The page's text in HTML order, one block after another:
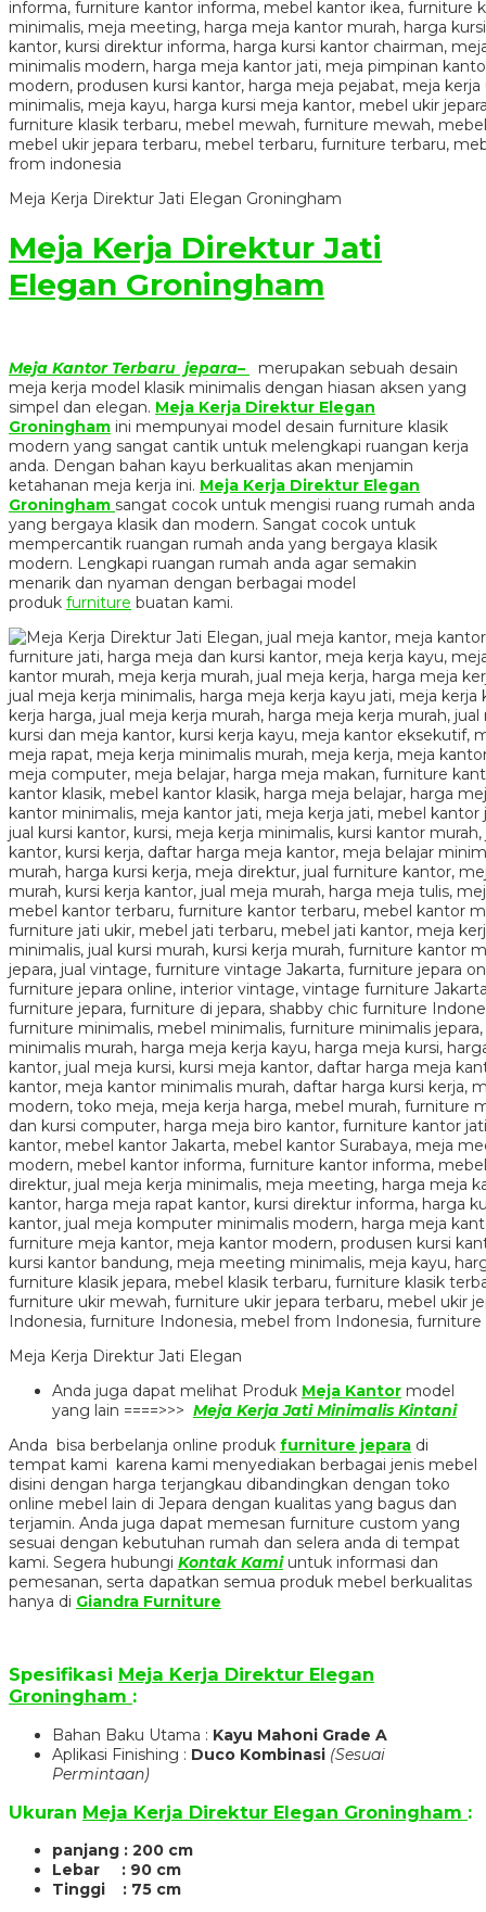
Meja Kerja Direktur Jati Elegan Groningham
Meja Kerja Direktur Jati
Elegan Groningham
Meja Kantor Terbaru jepara–
merupakan sebuah desain
meja kerja model klasik minimalis dengan hiasan aksen yang
simpel dan elegan. Meja Kerja Direktur Elegan
Groningham ini mempunyai model desain furniture klasik
modern yang sangat cantik untuk melengkapi ruangan kerja
anda. Dengan bahan kayu berkualitas akan menjamin
ketahanan meja kerja ini. Meja Kerja Direktur Elegan
Groningham sangat cocok untuk mengisi ruang rumah anda
yang bergaya klasik dan modern. Sangat cocok untuk
mempercantik ruangan rumah anda yang bergaya klasik
modern. Lengkapi ruangan rumah anda agar semakin
menarik dan nyaman dengan berbagai model
produk furniture buatan kami.
Meja Kerja Direktur Jati Elegan
Anda juga dapat melihat Produk Meja Kantor model
yang lain ====>>> Meja Kerja Jati Minimalis Kintani
Anda bisa berbelanja online produk furniture jepara di
tempat kami karena kami menyediakan berbagai jenis mebel
disini dengan harga terjangkau dibandingkan dengan toko
online mebel lain di Jepara dengan kualitas yang bagus dan
terjamin. Anda juga dapat memesan furniture custom yang
sesuai dengan kebutuhan rumah dan selera anda di tempat
kami. Segera hubungi Kontak Kamiuntuk informasi dan
pemesanan, serta dapatkan semua produk mebel berkualitas
hanya di Giandra Furniture
Spesifikasi Meja Kerja Direktur Elegan
Groningham :
Bahan Baku Utama : Kayu Mahoni Grade A
Aplikasi Finishing : Duco Kombinasi (Sesuai
Permintaan)
Ukuran Meja Kerja Direktur Elegan Groningham :
panjang : 200 cm
Lebar : 90 cm
Tinggi : 75 cm